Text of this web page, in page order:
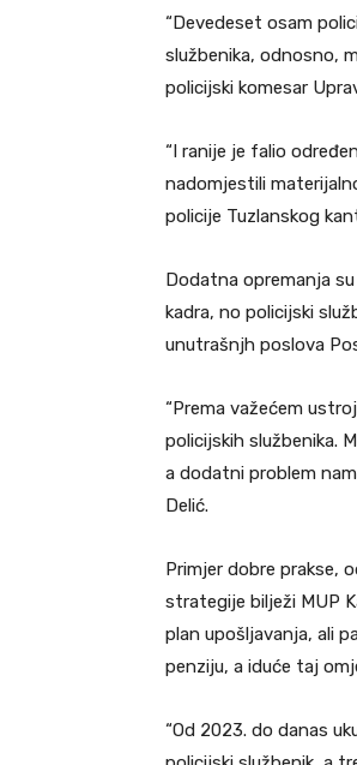
“Devedeset osam
službenika, odnosno,
policijski komesar
“I ranije je falio
nadomjestili
policije Tuzlanskog
Dodatna opremanja
kadra, no policijski
unutrašnjh poslova
“Prema važećem
policijskih službenika.
a dodatni problem
Delić.
Primjer dobre prakse,
strategije bilježi MUP
plan upošljavanja, ali
penziju, a iduće taj
“Od 2023. do danas